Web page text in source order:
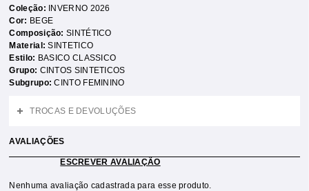
Coleção:
INVERNO 2026
Cor: BEGE
Composição:SINTÉTICO
Material:SINTETICO
Estilo: BASICO CLASSICO
Grupo: CINTOS SINTETICOS
Subgrupo:CINTO FEMININO
TROCAS E DEVOLUÇÕES
AVALIAÇÕES
ESCREVER AVALIAÇÃO
Nenhuma avaliação cadastrada para esse produto.